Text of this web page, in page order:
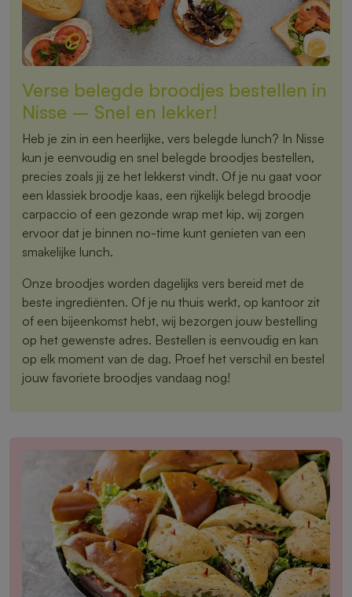
Verse belegde broodjes bestellen in
Nisse – Snel en lekker!
Heb je zin in een heerlijke, vers belegde lunch? In Nisse
kun je eenvoudig en snel belegde broodjes bestellen,
precies zoals jij ze het lekkerst vindt. Of je nu gaat voor
een klassiek broodje kaas, een rijkelijk belegd broodje
carpaccio of een gezonde wrap met kip, wij zorgen
ervoor dat je binnen no-time kunt genieten van een
smakelijke lunch.
Onze broodjes worden dagelijks vers bereid met de
beste ingrediënten. Of je nu thuis werkt, op kantoor zit
of een bijeenkomst hebt, wij bezorgen jouw bestelling
op het gewenste adres. Bestellen is eenvoudig en kan
op elk moment van de dag. Proef het verschil en bestel
jouw favoriete broodjes vandaag nog!